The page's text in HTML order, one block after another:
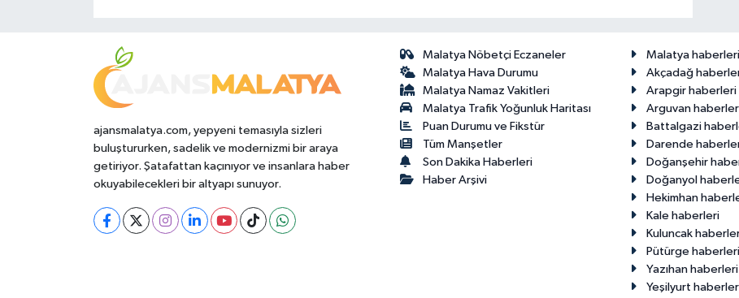
ajansmalatya.com, yepyeni temasıyla sizleri
buluştururken, sadelik ve modernizmi bir araya
getiriyor. Şatafattan kaçınıyor ve insanlara haber
okuyabilecekleri bir altyapı sunuyor.
Malatya Nöbetçi Eczaneler
Malatya Hava Durumu
Malatya Namaz Vakitleri
Malatya Trafik Yoğunluk Haritası
Puan Durumu ve Fikstür
Tüm Manşetler
Son Dakika Haberleri
Haber Arşivi
Malatya haberleri
Akçadağ
Arapgir haberleri
Arguvan
Battalgazi
Darende
Doğanşehir
Doğanyol
Hekimhan
Kale haberleri
Kuluncak
Pütürge haberleri
Yazıhan haberleri
Yeşilyurt